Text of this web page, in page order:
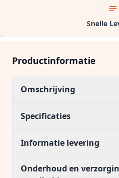
Snelle
Productinformatie
Omschrijving
Specificaties
Informatie levering
Onderhoud en